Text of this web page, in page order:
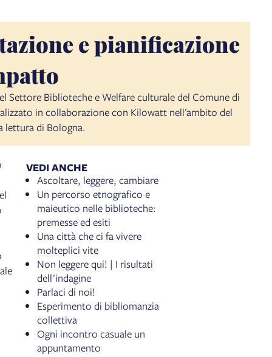
e pianificazione
Settore Biblioteche e Welfare culturale del Comune di
in collaborazione con Kilowatt nell’ambito del
lettura di Bologna.
VEDI ANCHE
Ascoltare, leggere, cambiare
Un percorso etnografico e
maieutico nelle biblioteche:
premesse ed esiti
Una città che ci fa vivere
molteplici vite
Non leggere qui! | I risultati
dell'indagine
Parlaci di noi!
Esperimento di bibliomanzia
collettiva
Ogni incontro casuale un
appuntamento